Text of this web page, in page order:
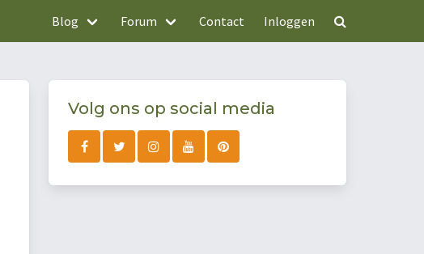
Blog Forum Contact Inloggen
Volg ons op social media